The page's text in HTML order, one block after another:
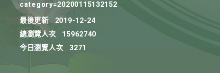
category=20200115132152
最後更新
2019-12-24
總瀏覽人次
15962740
今日瀏覽人次
3271